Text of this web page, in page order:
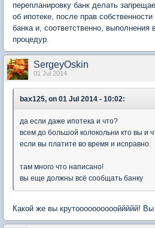
перепланировку банк делать
об ипотеке, после прав
банка и, соответственно,
процедур.
SergeyOskin
01 Jul 2014
bax125, on 01 Jul 2014 - 10:02:
да если даже ипотека и что?
всем до большой колокольни кто вы и
если вы платите во время и исправно.
там много что написано!
вы еще должны всё сообщать банку
Какой же вы крутооооооооооййййй!